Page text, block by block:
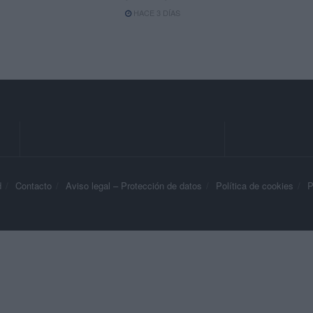
HACE 3 DÍAS
Contacto Aviso legal – Protección de datos Política de cookies